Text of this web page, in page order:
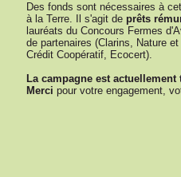
Des fonds sont nécessaires à
à la Terre. Il s'agit de prêts
lauréats du Concours Fermes
de partenaires (Clarins, Nature
Crédit Coopératif, Ecocert).
La campagne est
Merci pour votre engagement,